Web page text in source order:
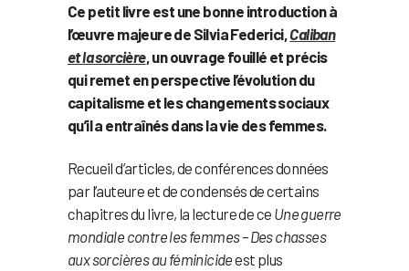
Ce petit livre est une bonne introduction à
l’œuvre majeure de Silvia Federici, Caliban
et la sorcière, un ouvrage fouillé et précis
qui remet en perspective l’évolution du
capitalisme et les changements sociaux
qu’il a entraînés dans la vie des femmes.
Recueil d’articles, de conférences données
par l’auteure et de condensés de certains
chapitres du livre, la lecture de ce Une guerre
mondiale contre les femmes – Des chasses
aux sorcières au féminicideest plus